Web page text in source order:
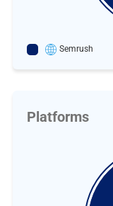
Semrush
Platforms